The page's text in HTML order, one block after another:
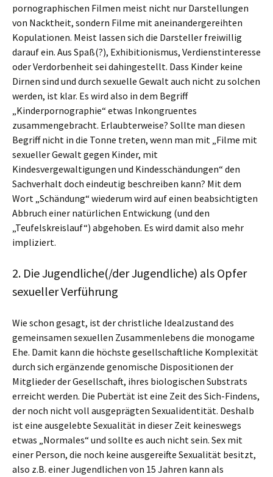
pornographischen Filmen meist nicht nur Darstellungen
von Nacktheit, sondern Filme mit aneinandergereihten
Kopulationen. Meist lassen sich die Darsteller freiwillig
darauf ein. Aus Spaß(?), Exhibitionismus, Verdienstinteresse
oder Verdorbenheit sei dahingestellt. Dass Kinder keine
Dirnen sind und durch sexuelle Gewalt auch nicht zu solchen
werden, ist klar. Es wird also in dem Begriff
„Kinderpornographie“ etwas Inkongruentes
zusammengebracht. Erlaubterweise? Sollte man diesen
Begriff nicht in die Tonne treten, wenn man mit „Filme mit
sexueller Gewalt gegen Kinder, mit
Kindesvergewaltigungen und Kindesschändungen“ den
Sachverhalt doch eindeutig beschreiben kann? Mit dem
Wort „Schändung“ wiederum wird auf einen beabsichtigten
Abbruch einer natürlichen Entwickung (und den
„Teufelskreislauf“) abgehoben. Es wird damit also mehr
impliziert.
2. Die Jugendliche(/der Jugendliche) als Opfer
sexueller Verführung
Wie schon gesagt, ist der christliche Idealzustand des
gemeinsamen sexuellen Zusammenlebens die monogame
Ehe. Damit kann die höchste gesellschaftliche Komplexität
durch sich ergänzende genomische Dispositionen der
Mitglieder der Gesellschaft, ihres biologischen Substrats
erreicht werden. Die Pubertät ist eine Zeit des Sich-Findens,
der noch nicht voll ausgeprägten Sexualidentität. Deshalb
ist eine ausgelebte Sexualität in dieser Zeit keineswegs
etwas „Normales“ und sollte es auch nicht sein. Sex mit
einer Person, die noch keine ausgereifte Sexualität besitzt,
also z.B. einer Jugendlichen von 15 Jahren kann als